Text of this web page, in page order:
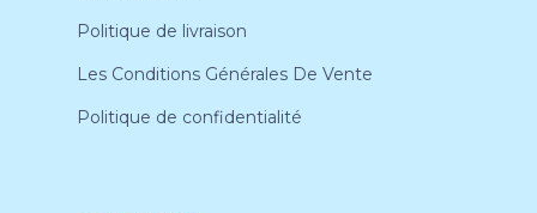
Politique de livraison
Les Conditions Générales De Vente
Politique de confidentialité